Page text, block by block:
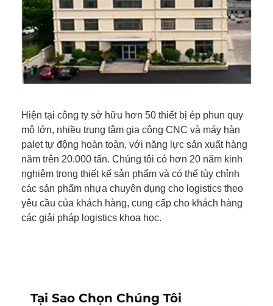
Hiện tại công ty sở hữu hơn 50 thiết bị ép phun quy
mô lớn, nhiều trung tâm gia công CNC và máy hàn
palet tự động hoàn toàn, với năng lực sản xuất hàng
năm trên 20.000 tấn. Chúng tôi có hơn 20 năm kinh
nghiệm trong thiết kế sản phẩm và có thể tùy chỉnh
các sản phẩm nhựa chuyên dụng cho logistics theo
yêu cầu của khách hàng, cung cấp cho khách hàng
các giải pháp logistics khoa học.
Tại Sao Chọn Chúng Tôi